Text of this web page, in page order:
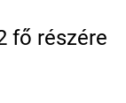
fő részére